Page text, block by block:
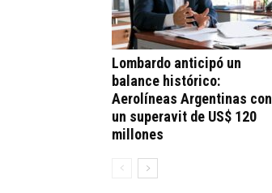
Lombardo anticipó un
balance histórico:
Aerolíneas Argentinas con
un superavit de US$ 120
millones